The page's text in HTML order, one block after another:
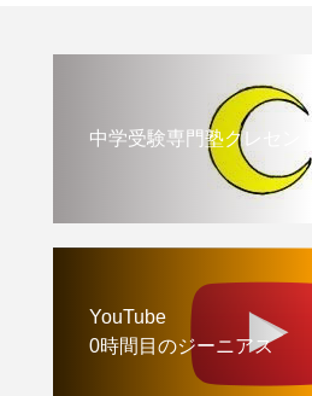
中学受験専門塾クレセント
YouTube
0時間目のジーニアス